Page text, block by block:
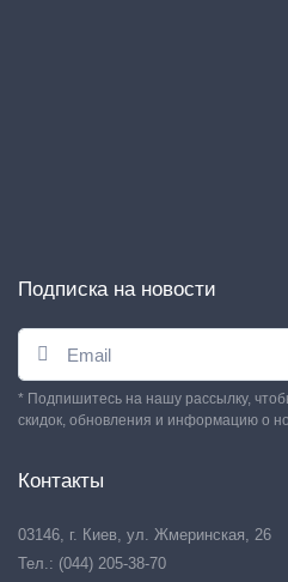
Подписка на новости
* Подпишитесь на нашу рассылку,
скидок, обновления и информацию о
Контакты
03146, г. Киев, ул. Жмеринская, 26
Тел.: (044) 205-38-70